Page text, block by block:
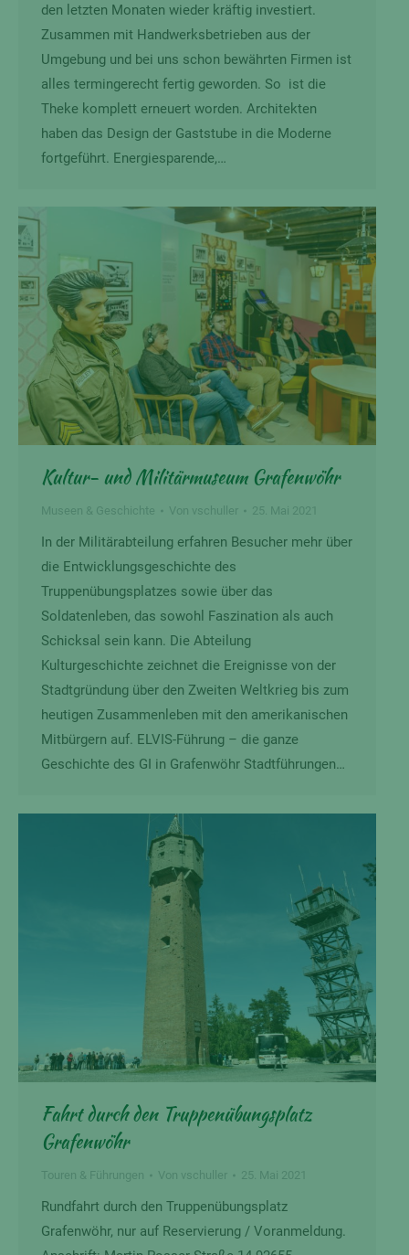
den letzten Monaten wieder kräftig investiert.
Zusammen mit Handwerksbetrieben aus der
Umgebung und bei uns schon bewährten Firmen ist
alles termingerecht fertig geworden. So ist die
Theke komplett erneuert worden. Architekten
haben das Design der Gaststube in die Moderne
fortgeführt. Energiesparende,…
Kultur- und Militärmuseum Grafenwöhr
Museen & Geschichte Von vschuller 25. Mai 2021
In der Militärabteilung erfahren Besucher mehr über
die Entwicklungsgeschichte des
Truppenübungsplatzes sowie über das
Soldatenleben, das sowohl Faszination als auch
Schicksal sein kann. Die Abteilung
Kulturgeschichte zeichnet die Ereignisse von der
Stadtgründung über den Zweiten Weltkrieg bis zum
heutigen Zusammenleben mit den amerikanischen
Mitbürgern auf. ELVIS-Führung – die ganze
Geschichte des GI in Grafenwöhr Stadtführungen…
Fahrt durch den Truppenübungsplatz
Grafenwöhr
Touren & Führungen Von vschuller 25. Mai 2021
Rundfahrt durch den Truppenübungsplatz
Grafenwöhr, nur auf Reservierung / Voranmeldung.